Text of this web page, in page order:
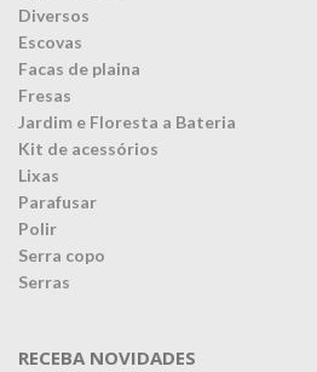
Diversos
Escovas
Facas de plaina
Fresas
Jardim e Floresta a Bateria
Kit de acessórios
Lixas
Parafusar
Polir
Serra copo
Serras
RECEBA NOVIDADES